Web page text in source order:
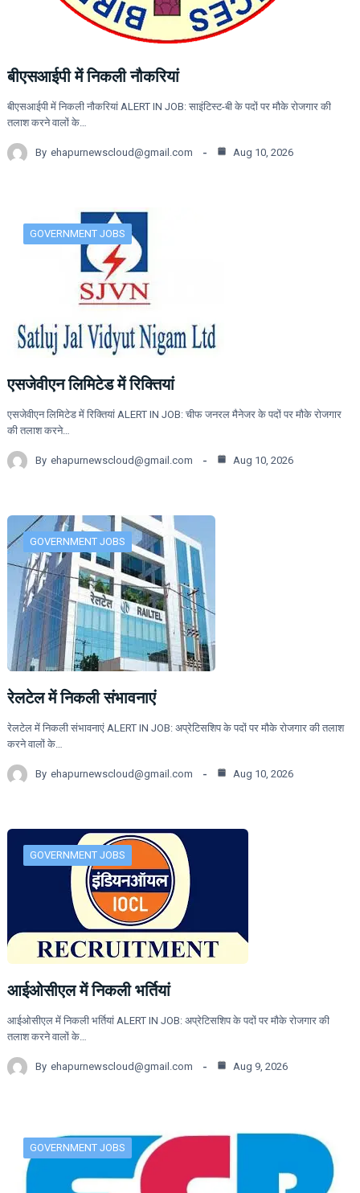
बीएसआईपी में निकली नौकरियां
बीएसआईपी में निकली नौकरियां ALERT IN JOB: साइंटिस्ट-बी के पदों पर मौके रोजगार की
तलाश करने वालों के…
By ehapurnewscloud@gmail.com Aug 10, 2026
GOVERNMENT JOBS
एसजेवीएन लिमिटेड में रिक्तियां
एसजेवीएन लिमिटेड में रिक्तियां ALERT IN JOB: चीफ जनरल मैनेजर के पदों पर मौके रोजगार
की तलाश करने…
By ehapurnewscloud@gmail.com Aug 10, 2026
GOVERNMENT JOBS
रेलटेल में निकली संभावनाएं
रेलटेल में निकली संभावनाएं ALERT IN JOB: अप्रेटिसशिप के पदों पर मौके रोजगार की तलाश
करने वालों के…
By ehapurnewscloud@gmail.com Aug 10, 2026
GOVERNMENT JOBS
आईओसीएल में निकली भर्तियां
आईओसीएल में निकली भर्तियां ALERT IN JOB: अप्रेटिसशिप के पदों पर मौके रोजगार की
तलाश करने वालों के…
By ehapurnewscloud@gmail.com Aug 9, 2026
GOVERNMENT JOBS